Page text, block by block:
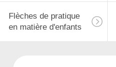
Flèches de pratique
en matière d'enfants